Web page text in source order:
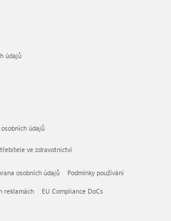
údajů
údajů
ve zdravotnictví
osobních údajů Podmínky používání
reklamách EU Compliance DoCs